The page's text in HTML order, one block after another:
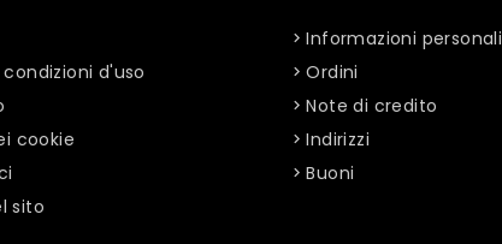
d'uso
cookie
sito
Informazioni personali
Ordini
Note di credito
Indirizzi
Buoni